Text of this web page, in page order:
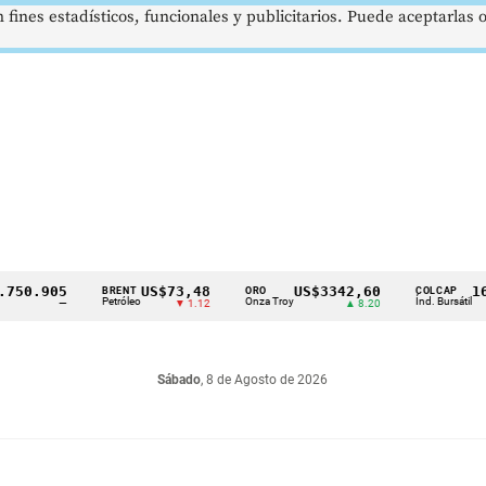
BRENT
Petróleo
US$73,48
▼ 1.12
ORO
Onza Troy
US$3342,60 COLCAP
Índ. Bursátil
Sábado, 8 de Agosto de 2026
estadísticos, funcionales y publicitarios. Puede aceptarlas